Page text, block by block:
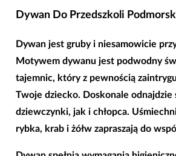
|Dywan Do Przedszkoli
Dywanjest gruby i niesamowicie
Motywem dywanu jest podwodny
tajemnic, który z pewnością
Twoje dziecko. Doskonale odnajdzie
dziewczynki, jak i chłopca.
rybka, krab i żółw zapraszają do